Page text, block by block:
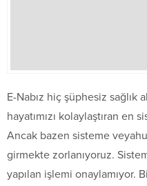
E-Nabız hiç şüphesiz sağlık
hayatımızı kolaylaştıran en
Ancak bazen sisteme
girmekte zorlanıyoruz.
yapılan işlemi onaylamıyor.